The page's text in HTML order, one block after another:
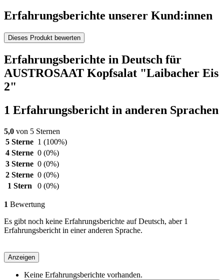
Erfahrungsberichte unserer Kund:innen
Dieses Produkt bewerten
Erfahrungsberichte in Deutsch für
AUSTROSAAT Kopfsalat "Laibacher Eis
2"
1 Erfahrungsbericht in anderen Sprachen
5,0 von 5 Sternen
5 Sterne 1 (100%)
4 Sterne 0 (0%)
3 Sterne 0 (0%)
2 Sterne 0 (0%)
1 Stern
0 (0%)
1 Bewertung
Es gibt noch keine Erfahrungsberichte auf Deutsch, aber 1
Erfahrungsbericht in einer anderen Sprache.
Anzeigen
Keine Erfahrungsberichte vorhanden.